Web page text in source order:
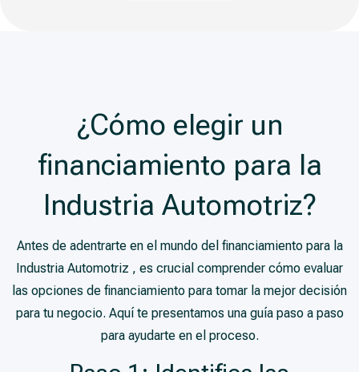
¿Cómo elegir un
financiamiento para la
Industria Automotriz?
Antes de adentrarte en el mundo del financiamiento para la
Industria Automotriz , es crucial comprender cómo evaluar
las opciones de financiamiento para tomar la mejor decisión
para tu negocio. Aquí te presentamos una guía paso a paso
para ayudarte en el proceso.